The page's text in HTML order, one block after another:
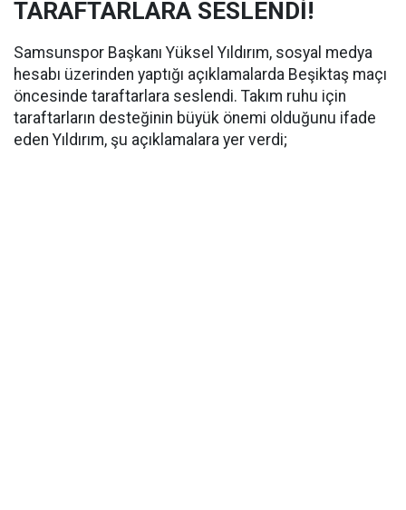
TARAFTARLARA SESLENDİ!
Samsunspor Başkanı Yüksel Yıldırım, sosyal medya
hesabı üzerinden yaptığı açıklamalarda Beşiktaş maçı
öncesinde taraftarlara seslendi. Takım ruhu için
taraftarların desteğinin büyük önemi olduğunu ifade
eden Yıldırım, şu açıklamalara yer verdi;